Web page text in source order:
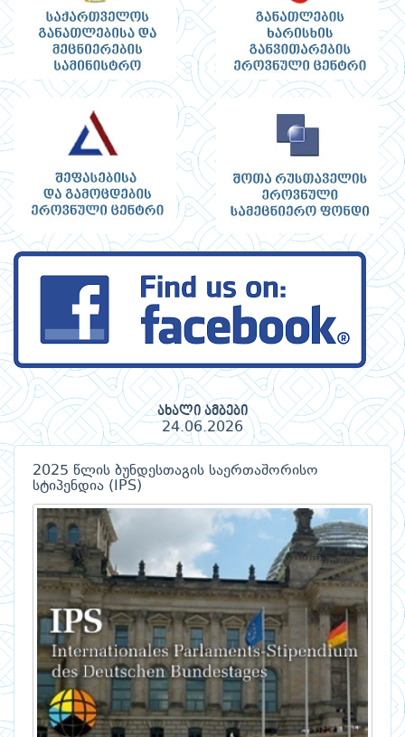
ახალი ამბები
24.06.2026
2025 წლის ბუნდესთაგის საერთაშორისო
სტიპენდია (IPS)